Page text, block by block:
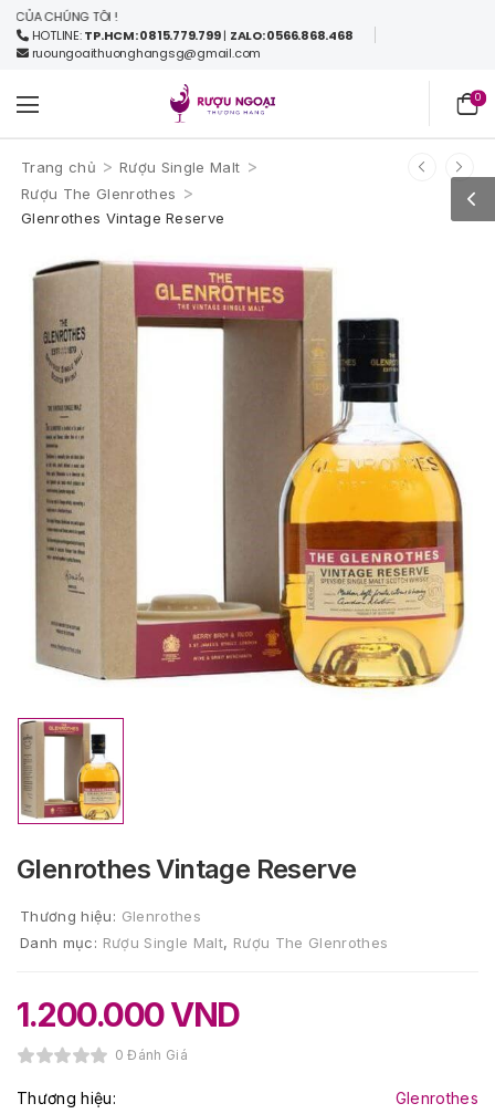
CHÚNG TÔI !
HOTLINE:TP.HCM: 0815.779.799| ZALO: 0566.868.468
ruoungoaithuonghangsg@gmail.com
0
Trang chủ > Rượu Single Malt >
Rượu The Glenrothes >
Glenrothes Vintage Reserve
Glenrothes Vintage Reserve
Thương hiệu: Glenrothes
Danh mục: Rượu Single Malt, Rượu The Glenrothes
1.200.000VND
0 Đánh Giá
Thương hiệu: Glenrothes